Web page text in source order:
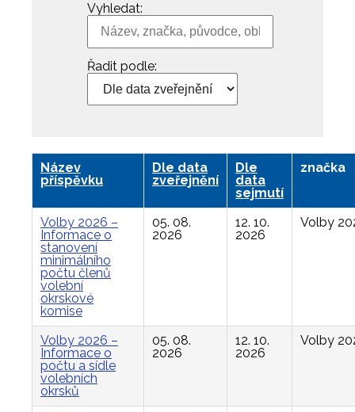
Vyhledat:
Řadit podle:
Název
příspěvku
Dle data
zveřejnění
Dle
data
sejmutí
značka
Volby 2026 –
Informace o
stanovení
minimálního
počtu členů
volební
okrskové
komise
05. 08.
2026
12. 10.
2026
Volby
Volby 2026 –
Informace o
počtu a sídle
volebních
okrsků
05. 08.
2026
12. 10.
2026
Volby